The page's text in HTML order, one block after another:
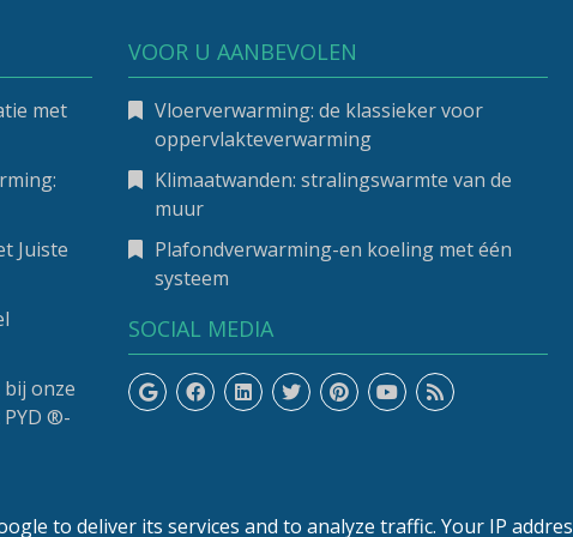
met
Juiste
bij onze
®-
VOOR U AANBEVOLEN
Vloerverwarming: de klassieker voor
oppervlakteverwarming
Klimaatwanden: stralingswarmte van de
muur
Plafondverwarming-en koeling met één
systeem
SOCIAL MEDIA
to deliver its services and to analyze traffic. Your IP